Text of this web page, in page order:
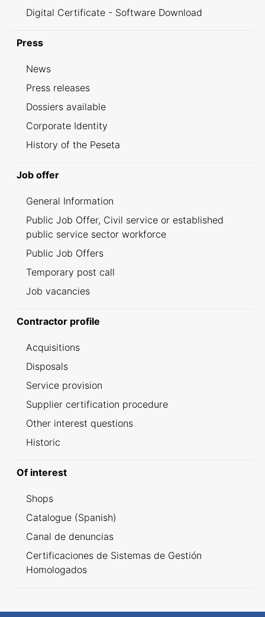
Digital Certificate - Software Download
Press
News
Press releases
Dossiers available
Corporate Identity
History of the Peseta
Job offer
General Information
Public Job Offer, Civil service or established
public service sector workforce
Public Job Offers
Temporary post call
Job vacancies
Contractor profile
Acquisitions
Disposals
Service provision
Supplier certification procedure
Other interest questions
Historic
Of interest
Shops
Catalogue (Spanish)
Canal de denuncias
Certificaciones de Sistemas de Gestión
Homologados